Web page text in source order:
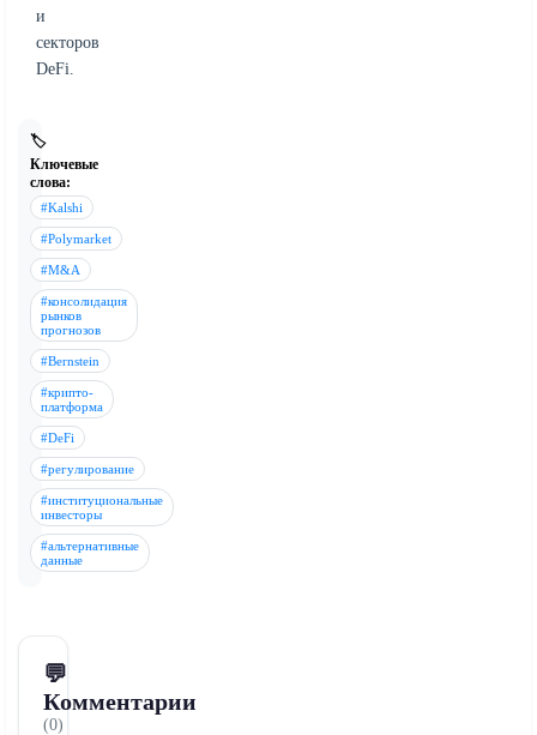
и
секторов
DeFi.
🏷️
Ключевые
слова:
#Kalshi
#Polymarket
#M&A
#консолидация
рынков
прогнозов
#Bernstein
#крипто-
платформа
#DeFi
#регулирование
#институциональные
инвесторы
#альтернативные
данные
💬
Комментарии
(0)